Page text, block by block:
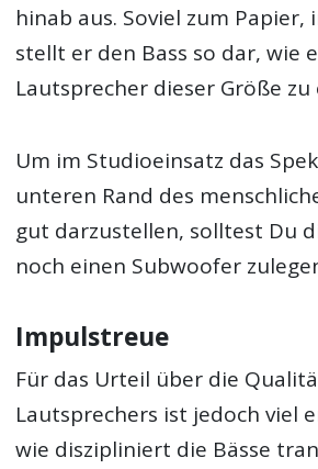
hinab aus. Soviel zum Papier,
stellt er den Bass so dar, wie
Lautsprecher dieser Größe
Um im Studioeinsatz das
unteren Rand des
gut darzustellen, solltest Du
noch einen Subwoofer
Impulstreue
Für das Urteil über die
Lautsprechers ist jedoch viel
wie diszipliniert die Bässe